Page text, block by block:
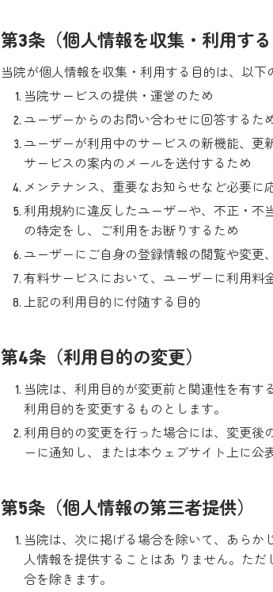
第3条（個人情報を収集・利用する
当院が個人情報を収集・利用する目的は、以下
当院サービスの提供・運営のため
ユーザーからのお問い合わせに回答するた
ユーザーが利用中のサービスの新機能、更
サービスの案内のメールを送付するため
メンテナンス、重要なお知らせなど必要に
利用規約に違反したユーザーや、不正・不
の特定をし、ご利用をお断りするため
ユーザーにご自身の登録情報の閲覧や変更
有料サービスにおいて、ユーザーに利用料
上記の利用目的に付随する目的
第4条（利用目的の変更）
当院は、利用目的が変更前と関連性を有
利用目的を変更するものとします。
利用目的の変更を行った場合には、変更後
ーに通知し、または本ウェブサイト上に公
第5条（個人情報の第三者提供）
当院は、次に掲げる場合を除いて、あら
人情報を提供することはあ りません。た
合を除きます。